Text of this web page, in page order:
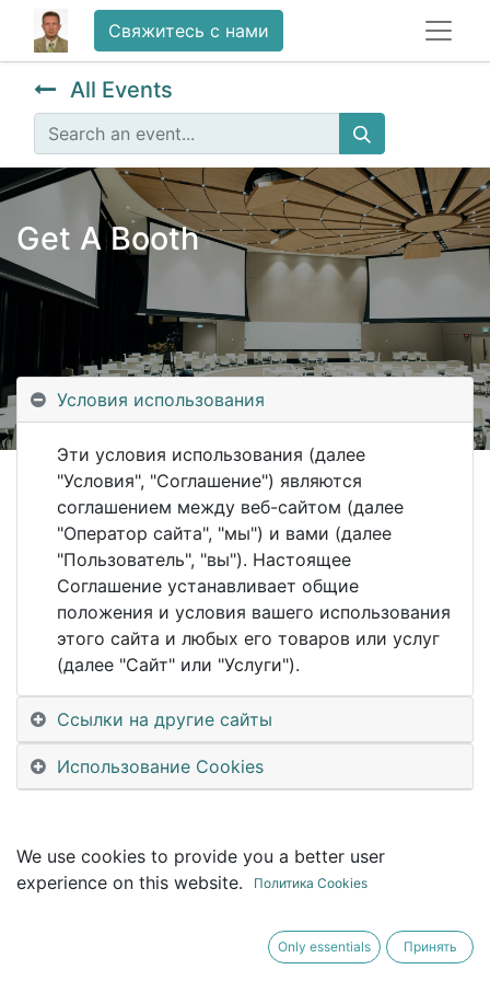
Свяжитесь с нами
All Events
Get A Booth
This event is finished. It's no longer possible to
book a booth.
Условия использования
Эти условия использования (далее
"Условия", "Соглашение") являются
соглашением между веб-сайтом (далее
"Оператор сайта", "мы") и вами (далее
"Пользователь", "вы"). Настоящее
Соглашение устанавливает общие
положения и условия вашего использования
этого сайта и любых его товаров или услуг
(далее "Сайт" или "Услуги").
Ссылки на другие сайты
Использование Cookies
We use cookies to provide you a better user
experience on this website.
Политика Cookies
Only essentials Принять